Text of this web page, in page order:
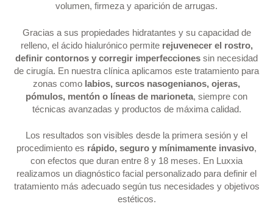
volumen, firmeza y aparición de arrugas.
Gracias a sus propiedades hidratantes y su capacidad de
relleno, el ácido hialurónico permite rejuvenecer el rostro,
definir contornos y corregir imperfecciones sin necesidad
de cirugía. En nuestra clínica aplicamos este tratamiento para
zonas como labios, surcos nasogenianos, ojeras,
pómulos, mentón o líneas de marioneta, siempre con
técnicas avanzadas y productos de máxima calidad.
Los resultados son visibles desde la primera sesión y el
procedimiento es rápido, seguro y mínimamente invasivo,
con efectos que duran entre 8 y 18 meses. En Luxxia
realizamos un diagnóstico facial personalizado para definir el
tratamiento más adecuado según tus necesidades y objetivos
estéticos.